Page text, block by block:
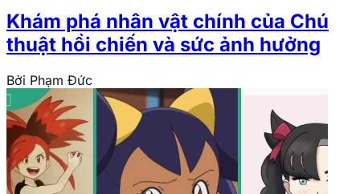
Khám phá nhân vật chính của Chú
thuật hồi chiến và sức ảnh hưởng
Bởi Phạm Đức